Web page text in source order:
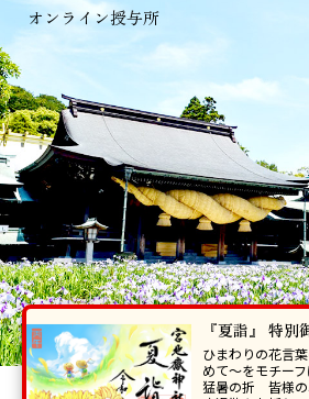
オンライン授与所
当ホームページで掲載の写真・イラスト等を無
『夏詣』 特別
ひまわりの花言
めて〜をモチー
猛暑の折 皆様の